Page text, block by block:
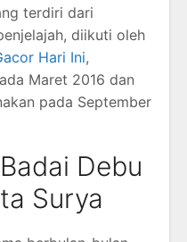
terdiri dari
diikuti oleh
Hari Ini,
Maret 2016 dan
pada September
Debu
Surya